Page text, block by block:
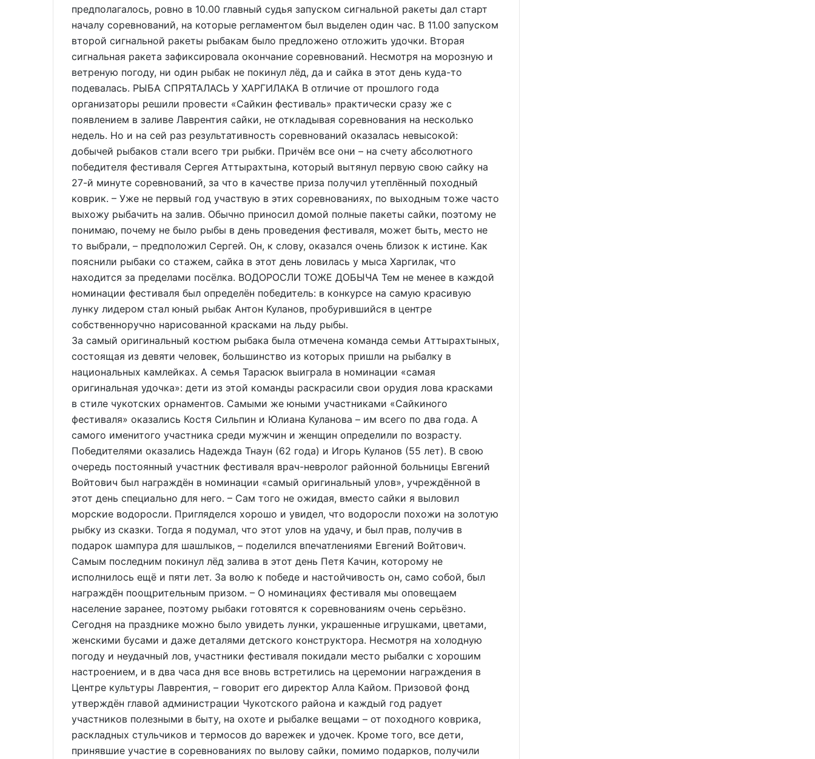
предполагалось, ровно в 10.00 главный судья запуском сигнальной ракеты дал старт
началу соревнований, на которые регламентом был выделен один час. В 11.00 запуском
второй сигнальной ракеты рыбакам было предложено отложить удочки. Вторая
сигнальная ракета зафиксировала окончание соревнований. Несмотря на морозную и
ветреную погоду, ни один рыбак не покинул лёд, да и сайка в этот день куда-то
подевалась. РЫБА СПРЯТАЛАСЬ У ХАРГИЛАКА В отличие от прошлого года
организаторы решили провести «Сайкин фестиваль» практически сразу же с
появлением в заливе Лаврентия сайки, не откладывая соревнования на несколько
недель. Но и на сей раз результативность соревнований оказалась невысокой:
добычей рыбаков стали всего три рыбки. Причём все они – на счету абсолютного
победителя фестиваля Сергея Аттырахтына, который вытянул первую свою сайку на
27-й минуте соревнований, за что в качестве приза получил утеплённый походный
коврик. – Уже не первый год участвую в этих соревнованиях, по выходным тоже часто
выхожу рыбачить на залив. Обычно приносил домой полные пакеты сайки, поэтому не
понимаю, почему не было рыбы в день проведения фестиваля, может быть, место не
то выбрали, – предположил Сергей. Он, к слову, оказался очень близок к истине. Как
пояснили рыбаки со стажем, сайка в этот день ловилась у мыса Харгилак, что
находится за пределами посёлка. ВОДОРОСЛИ ТОЖЕ ДОБЫЧА Тем не менее в каждой
номинации фестиваля был определён победитель: в конкурсе на самую красивую
лунку лидером стал юный рыбак Антон Куланов, пробурившийся в центре
собственноручно нарисованной красками на льду рыбы.
За самый оригинальный костюм рыбака была отмечена команда семьи Аттырахтыных,
состоящая из девяти человек, большинство из которых пришли на рыбалку в
национальных камлейках. А семья Тарасюк выиграла в номинации «самая
оригинальная удочка»: дети из этой команды раскрасили свои орудия лова красками
в стиле чукотских орнаментов. Самыми же юными участниками «Сайкиного
фестиваля» оказались Костя Сильпин и Юлиана Куланова – им всего по два года. А
самого именитого участника среди мужчин и женщин определили по возрасту.
Победителями оказались Надежда Тнаун (62 года) и Игорь Куланов (55 лет). В свою
очередь постоянный участник фестиваля врач-невролог районной больницы Евгений
Войтович был награждён в номинации «самый оригинальный улов», учреждённой в
этот день специально для него. – Сам того не ожидая, вместо сайки я выловил
морские водоросли. Пригляделся хорошо и увидел, что водоросли похожи на золотую
рыбку из сказки. Тогда я подумал, что этот улов на удачу, и был прав, получив в
подарок шампура для шашлыков, – поделился впечатлениями Евгений Войтович.
Самым последним покинул лёд залива в этот день Петя Качин, которому не
исполнилось ещё и пяти лет. За волю к победе и настойчивость он, само собой, был
награждён поощрительным призом. – О номинациях фестиваля мы оповещаем
население заранее, поэтому рыбаки готовятся к соревнованиям очень серьёзно.
Сегодня на празднике можно было увидеть лунки, украшенные игрушками, цветами,
женскими бусами и даже деталями детского конструктора. Несмотря на холодную
погоду и неудачный лов, участники фестиваля покидали место рыбалки с хорошим
настроением, и в два часа дня все вновь встретились на церемонии награждения в
Центре культуры Лаврентия, – говорит его директор Алла Кайом. Призовой фонд
утверждён главой администрации Чукотского района и каждый год радует
участников полезными в быту, на охоте и рыбалке вещами – от походного коврика,
раскладных стульчиков и термосов до варежек и удочек. Кроме того, все дети,
принявшие участие в соревнованиях по вылову сайки, помимо подарков, получили